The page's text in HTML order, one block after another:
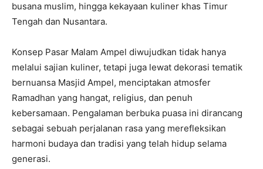
busana muslim, hingga kekayaan kuliner khas Timur
Tengah dan Nusantara.
Konsep Pasar Malam Ampel diwujudkan tidak hanya
melalui sajian kuliner, tetapi juga lewat dekorasi tematik
bernuansa Masjid Ampel, menciptakan atmosfer
Ramadhan yang hangat, religius, dan penuh
kebersamaan. Pengalaman berbuka puasa ini dirancang
sebagai sebuah perjalanan rasa yang merefleksikan
harmoni budaya dan tradisi yang telah hidup selama
generasi.